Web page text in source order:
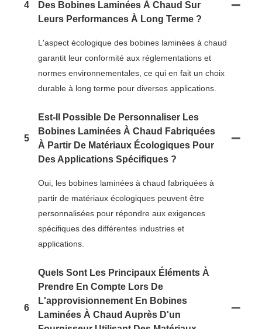
4
Des Bobines Laminées À Chaud Sur
Leurs Performances À Long Terme ?
L'aspect écologique des bobines laminées à chaud
garantit leur conformité aux réglementations et
normes environnementales, ce qui en fait un choix
durable à long terme pour diverses applications.
5
Est-Il Possible De Personnaliser Les
Bobines Laminées À Chaud Fabriquées
À Partir De Matériaux Écologiques Pour
Des Applications Spécifiques ?
Oui, les bobines laminées à chaud fabriquées à
partir de matériaux écologiques peuvent être
personnalisées pour répondre aux exigences
spécifiques des différentes industries et
applications.
6
Quels Sont Les Principaux Éléments À
Prendre En Compte Lors De
L'approvisionnement En Bobines
Laminées À Chaud Auprès D'un